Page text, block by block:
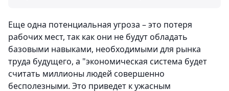
Еще одна потенциальная угроза – это потеря
рабочих мест, так как они не будут обладать
базовыми навыками, необходимыми для рынка
труда будущего, а "экономическая система будет
считать миллионы людей совершенно
бесполезными. Это приведет к ужасным